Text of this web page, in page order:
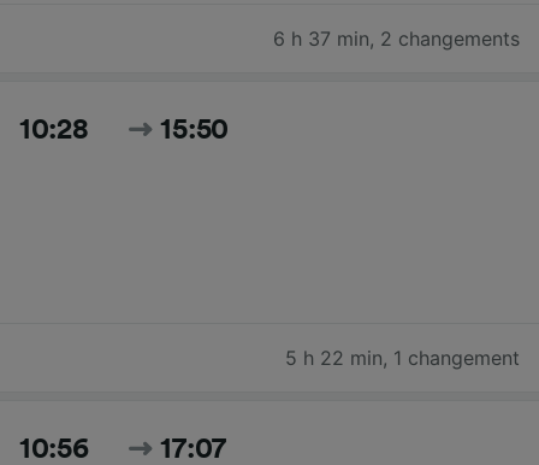
6 h 37 min, 2 changements
10:28 15:50
5 h 22 min, 1 changement
10:56 17:07